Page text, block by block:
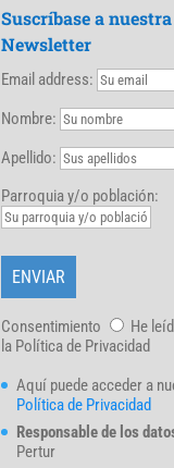
Suscríbase a nuestra
Newsletter
Email address:
Nombre:
Apellido:
Parroquia y/o población:
Consentimiento
He
la Política de Privacidad
Aquí puede acceder a
Política de Privacidad
Responsable de los
Pertur